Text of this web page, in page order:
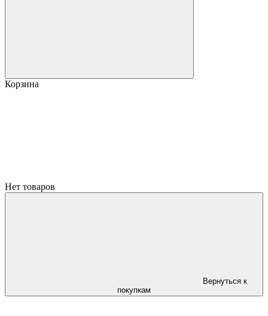
Корзина
Нет товаров
Вернуться к
покупкам